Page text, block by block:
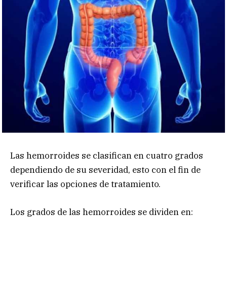
Las hemorroides se clasifican en cuatro grados
dependiendo de su severidad, esto con el fin de
verificar las opciones de tratamiento.
Los grados de las hemorroides se dividen en: